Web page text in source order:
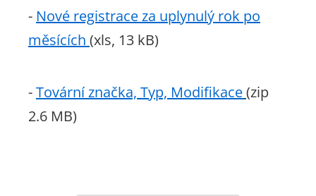
- Nové registrace za uplynulý rok po
měsících (xls, 13 kB)
-Tovární značka, Typ, Modifikace(zip
2.6 MB)